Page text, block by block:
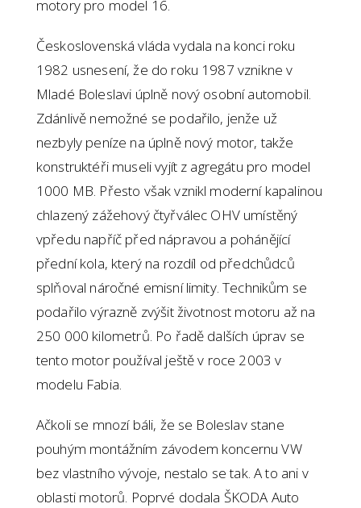
motory pro model 16.
Československá vláda vydala na konci roku
1982 usnesení, že do roku 1987 vznikne v
Mladé Boleslavi úplně nový osobní automobil.
Zdánlivě nemožné se podařilo, jenže už
nezbyly peníze na úplně nový motor, takže
konstruktéři museli vyjít z agregátu pro model
1000 MB. Přesto však vznikl moderní kapalinou
chlazený zážehový čtyřválec OHV umístěný
vpředu napříč před nápravou a pohánějící
přední kola, který na rozdíl od předchůdců
splňoval náročné emisní limity. Technikům se
podařilo výrazně zvýšit životnost motoru až na
250 000 kilometrů. Po řadě dalších úprav se
tento motor používal ještě v roce 2003 v
modelu Fabia.
Ačkoli se mnozí báli, že se Boleslav stane
pouhým montážním závodem koncernu VW
bez vlastního vývoje, nestalo se tak. A to ani v
oblasti motorů. Poprvé dodala ŠKODA Auto